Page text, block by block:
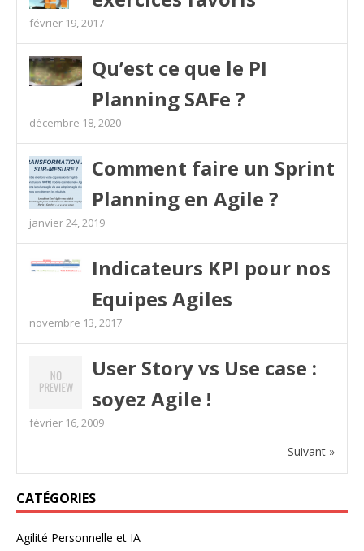
février 19, 2017
Qu’est ce que le PI
Planning SAFe ?
décembre 18, 2020
Comment faire un Sprint
Planning en Agile ?
janvier 24, 2019
Indicateurs KPI pour nos
Equipes Agiles
novembre 13, 2017
User Story vs Use case :
soyez Agile !
février 16, 2009
Suivant »
CATÉGORIES
Agilité Personnelle et IA